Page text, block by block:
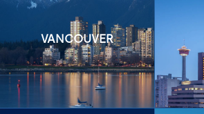
VANCOUVER